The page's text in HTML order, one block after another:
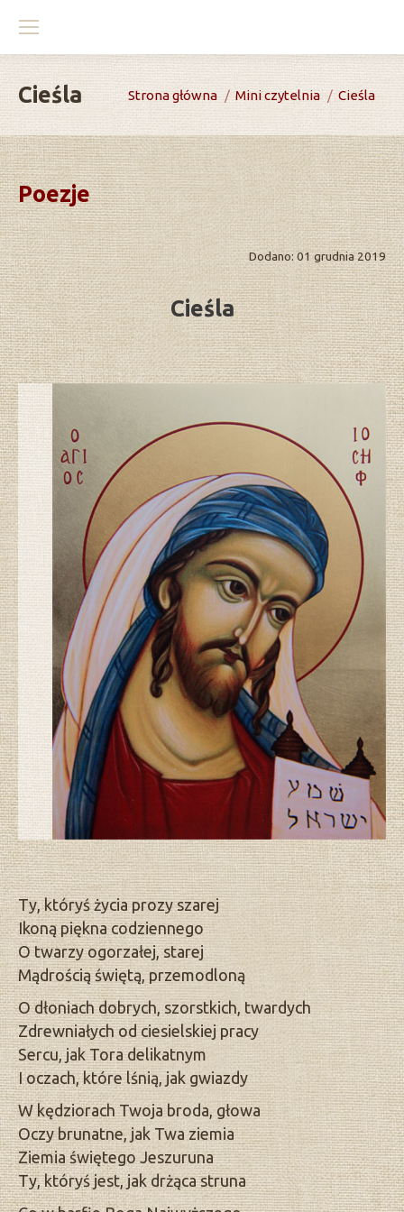
Cieśla You are here:
Strona główna Mini czytelnia Cieśla
Poezje
Dodano: 01 grudnia 2019
Cieśla
Ty, któryś życia prozy szarej
Ikoną piękna codziennego
O twarzy ogorzałej, starej
Mądrością świętą, przemodloną
O dłoniach dobrych, szorstkich, twardych
Zdrewniałych od ciesielskiej pracy
Sercu, jak Tora delikatnym
I oczach, które lśnią, jak gwiazdy
W kędziorach Twoja broda, głowa
Oczy brunatne, jak Twa ziemia
Ziemia świętego Jeszuruna
Ty, któryś jest, jak drżąca struna